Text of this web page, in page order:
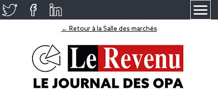
← Retour à la Salle des marchés